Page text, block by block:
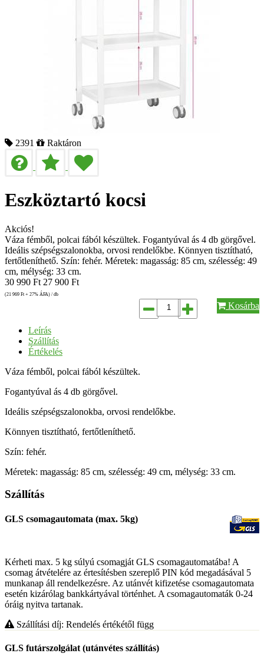
2391 Raktáron
Eszköztartó kocsi
Akciós!
Váza fémből, polcai fából készültek. Fogantyúval ás 4 db görgővel.
Ideális szépségszalonokba, orvosi rendelőkbe. Könnyen tisztítható,
fertőtleníthető. Szín: fehér. Méretek: magasság: 85 cm, szélesség: 49
cm, mélység: 33 cm.
30 990 Ft 27 900 Ft
(21 969 Ft + 27% ÁFA) / db
Kosárba
Leírás
Szállítás
Értékelés
Váza fémből, polcai fából készültek.
Fogantyúval ás 4 db görgővel.
Ideális szépségszalonokba, orvosi rendelőkbe.
Könnyen tisztítható, fertőtleníthető.
Szín: fehér.
Méretek: magasság: 85 cm, szélesség: 49 cm, mélység: 33 cm.
Szállítás
GLS csomagautomata (max. 5kg)
Kérheti max. 5 kg súlyú csomagját GLS csomagautomatába! A
csomag átvételére az értesítésben szereplő PIN kód megadásával 5
munkanap áll rendelkezésre. Az utánvét kifizetése csomagautomata
esetén kizárólag bankkártyával történhet. A csomagautomaták 0-24
óráig nyitva tartanak.
Szállítási díj: Rendelés értékétől függ
GLS futárszolgálat (utánvétes szállítás)